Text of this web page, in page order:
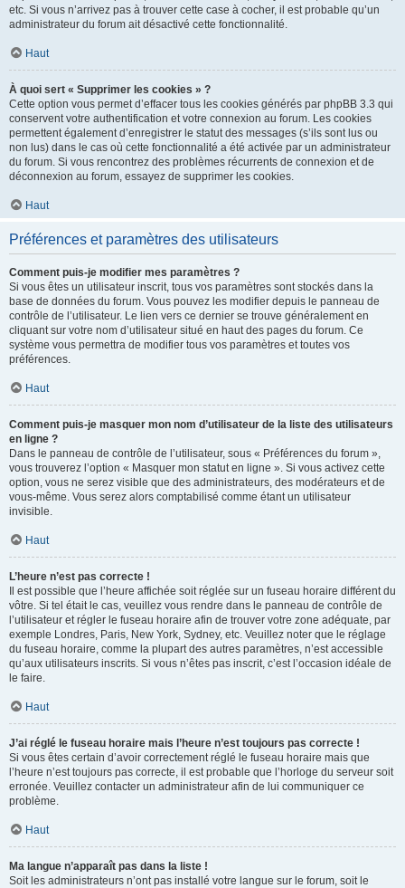
etc. Si vous n’arrivez pas à trouver cette case à cocher, il est probable qu’un
administrateur du forum ait désactivé cette fonctionnalité.
Haut
À quoi sert « Supprimer les cookies » ?
Cette option vous permet d’effacer tous les cookies générés par phpBB 3.3 qui
conservent votre authentification et votre connexion au forum. Les cookies
permettent également d’enregistrer le statut des messages (s’ils sont lus ou
non lus) dans le cas où cette fonctionnalité a été activée par un administrateur
du forum. Si vous rencontrez des problèmes récurrents de connexion et de
déconnexion au forum, essayez de supprimer les cookies.
Haut
Préférences et paramètres des utilisateurs
Comment puis-je modifier mes paramètres ?
Si vous êtes un utilisateur inscrit, tous vos paramètres sont stockés dans la
base de données du forum. Vous pouvez les modifier depuis le panneau de
contrôle de l’utilisateur. Le lien vers ce dernier se trouve généralement en
cliquant sur votre nom d’utilisateur situé en haut des pages du forum. Ce
système vous permettra de modifier tous vos paramètres et toutes vos
préférences.
Haut
Comment puis-je masquer mon nom d’utilisateur de la liste des utilisateurs
en ligne ?
Dans le panneau de contrôle de l’utilisateur, sous « Préférences du forum »,
vous trouverez l’option « Masquer mon statut en ligne ». Si vous activez cette
option, vous ne serez visible que des administrateurs, des modérateurs et de
vous-même. Vous serez alors comptabilisé comme étant un utilisateur
invisible.
Haut
L’heure n’est pas correcte !
Il est possible que l’heure affichée soit réglée sur un fuseau horaire différent du
vôtre. Si tel était le cas, veuillez vous rendre dans le panneau de contrôle de
l’utilisateur et régler le fuseau horaire afin de trouver votre zone adéquate, par
exemple Londres, Paris, New York, Sydney, etc. Veuillez noter que le réglage
du fuseau horaire, comme la plupart des autres paramètres, n’est accessible
qu’aux utilisateurs inscrits. Si vous n’êtes pas inscrit, c’est l’occasion idéale de
le faire.
Haut
J’ai réglé le fuseau horaire mais l’heure n’est toujours pas correcte !
Si vous êtes certain d’avoir correctement réglé le fuseau horaire mais que
l’heure n’est toujours pas correcte, il est probable que l’horloge du serveur soit
erronée. Veuillez contacter un administrateur afin de lui communiquer ce
problème.
Haut
Ma langue n’apparaît pas dans la liste !
Soit les administrateurs n’ont pas installé votre langue sur le forum, soit le